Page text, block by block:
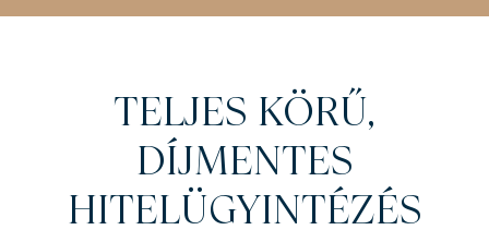
TELJES KÖRŰ,
DÍJMENTES
HITELÜGYINTÉZÉS